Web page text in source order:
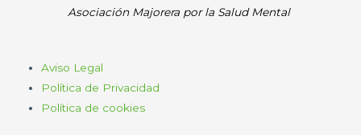
Asociación Majorera por la Salud Mental
Aviso Legal
Política de Privacidad
Política de cookies